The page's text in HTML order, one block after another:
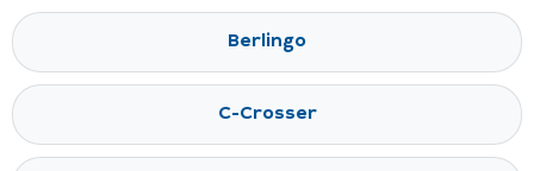
Berlingo
C-Crosser